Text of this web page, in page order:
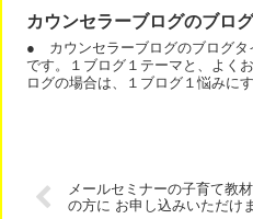
カウンセラーブログのブロ
● カウンセラーブログのブログタ
です。１ブログ１テーマと、よく
ログの場合は、１ブログ１悩みに
メールセミナーの子育て教
の方に お申し込みいただけ